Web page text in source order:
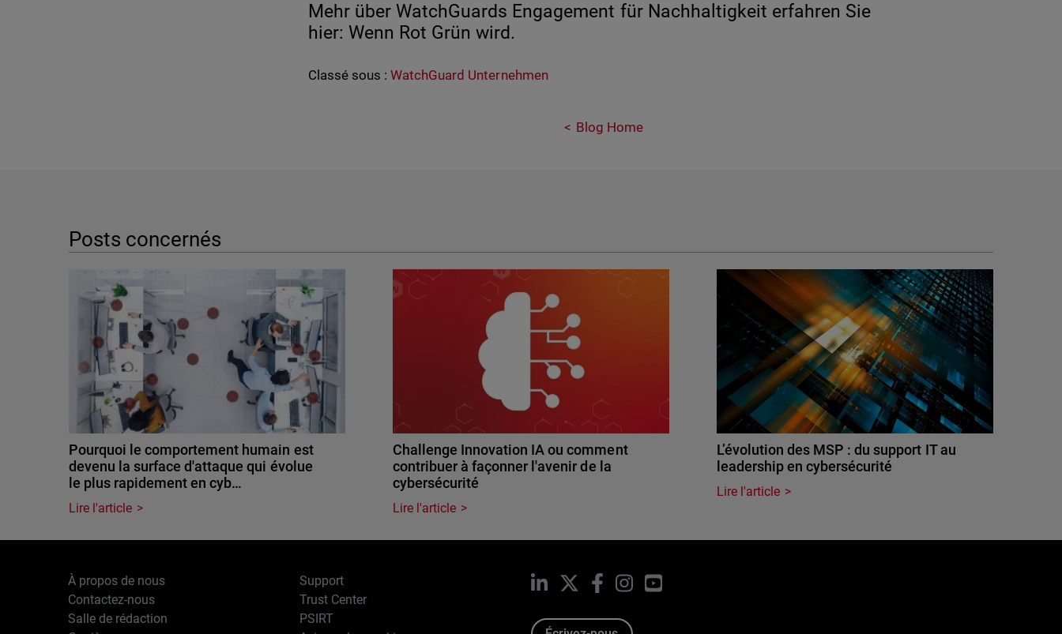
Mehr über WatchGuards Engagement für Nachhaltigkeit erfahren Sie
hier: Wenn Rot Grün wird.
Classé sous : WatchGuard Unternehmen
Blog Home
Posts concernés
Pourquoi le comportement humain est
devenu la surface d'attaque qui évolue
le plus rapidement en cyb…
Lire l'article
Challenge Innovation IA ou comment
contribuer à façonner l'avenir de la
cybersécurité
Lire l'article
L’évolution des MSP : du support IT au
leadership en cybersécurité
Lire l'article
À propos de nous
Contactez-nous
Salle de rédaction
Support
Trust Center
PSIRT
LinkedIn Facebook
InstagramYouTube